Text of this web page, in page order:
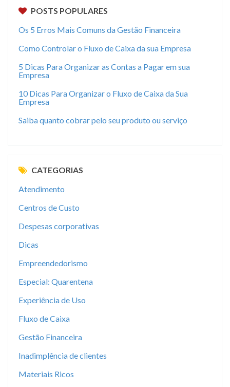
POSTS POPULARES
Os 5 Erros Mais Comuns da Gestão Financeira
Como Controlar o Fluxo de Caixa da sua Empresa
5 Dicas Para Organizar as Contas a Pagar em sua
Empresa
10 Dicas Para Organizar o Fluxo de Caixa da Sua
Empresa
Saiba quanto cobrar pelo seu produto ou serviço
CATEGORIAS
Atendimento
Centros de Custo
Despesas corporativas
Dicas
Empreendedorismo
Especial: Quarentena
Experiência de Uso
Fluxo de Caixa
Gestão Financeira
Inadimplência de clientes
Materiais Ricos